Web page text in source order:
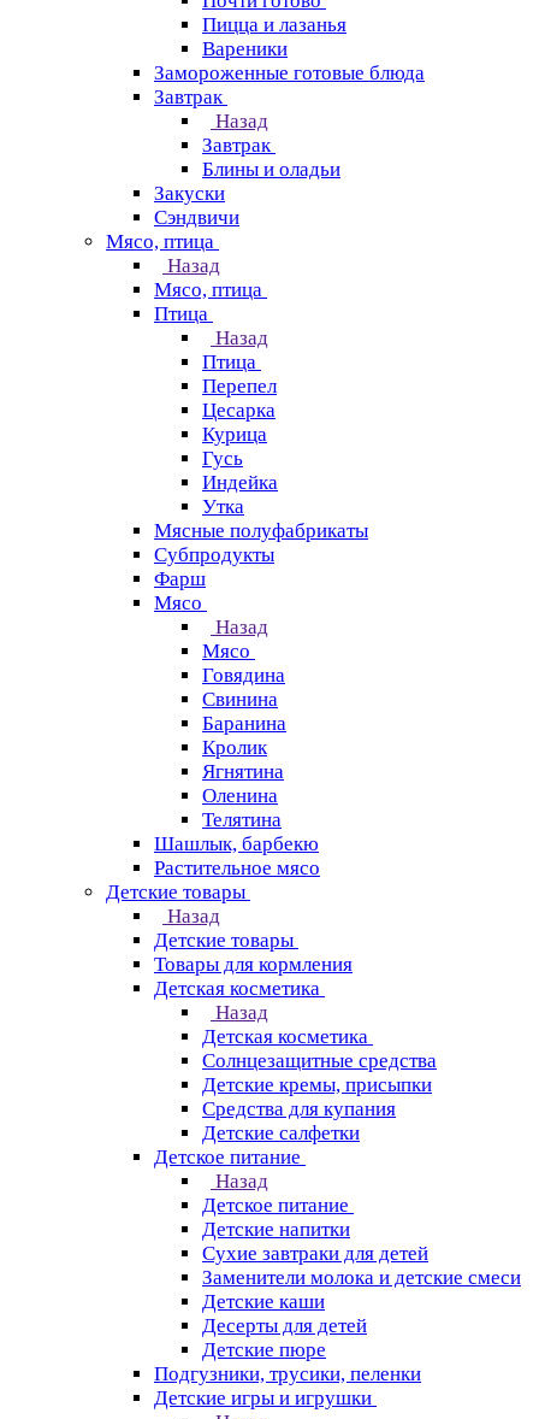
Пицца и лазанья
Вареники
Замороженные готовые блюда
Завтрак
Назад
Завтрак
Блины и оладьи
Закуски
Сэндвичи
Мясо, птица
Назад
Мясо, птица
Птица
Назад
Птица
Перепел
Цесарка
Курица
Гусь
Индейка
Утка
Мясные полуфабрикаты
Субпродукты
Фарш
Мясо
Назад
Мясо
Говядина
Свинина
Баранина
Кролик
Ягнятина
Оленина
Телятина
Шашлык, барбекю
Растительное мясо
Детские товары
Назад
Детские товары
Товары для кормления
Детская косметика
Назад
Детская косметика
Солнцезащитные средства
Детские кремы, присыпки
Средства для купания
Детские салфетки
Детское питание
Назад
Детское питание
Детские напитки
Сухие завтраки для детей
Заменители молока и детские смеси
Детские каши
Десерты для детей
Детские пюре
Подгузники, трусики, пеленки
Детские игры и игрушки